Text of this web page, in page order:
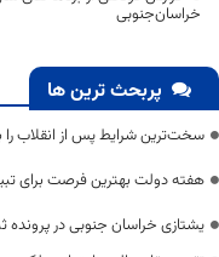
خراسان‌جنوبی
پربحث ترین ها
سخت‌ترین شرایط پس از انقلاب
هفته دولت بهترین فرصت برای
یشتازی خراسان جنوبی در پرونده